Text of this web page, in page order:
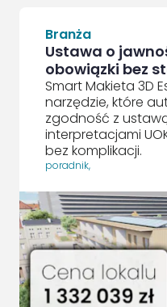
Branża
Ustawa o
obowiązki bez
Smart Makieta 3D
narzędzie, które
zgodność z
interpretacjami
bez komplikacji.
poradnik,